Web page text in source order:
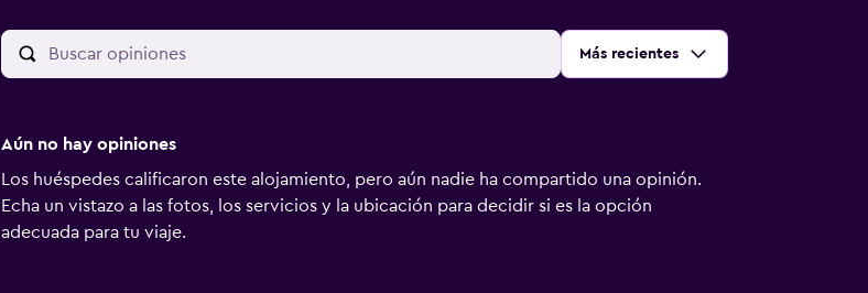
Ordenar por:
Más recientes
Aún no hay opiniones
Los huéspedes calificaron este alojamiento, pero aún nadie ha compartido una opinión.
Echa un vistazo a las fotos, los servicios y la ubicación para decidir si es la opción
adecuada para tu viaje.